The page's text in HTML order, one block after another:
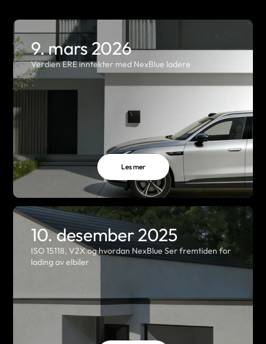
9. mars 2026
Verdien ERE inntekter med NexBlue ladere
Les mer
10. desember 2025
ISO 15118, V2X og hvordan NexBlue Ser fremtiden for
lading av elbiler